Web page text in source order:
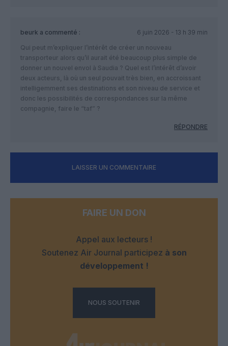
beurk a commenté :
6 juin 2026 - 13 h 39 min
Qui peut m’expliquer l’intérêt de créer un nouveau
transporteur alors qu’il aurait été beaucoup plus simple de
donner un nouvel envol à Saudia ? Quel est l’intérêt d’avoir
deux acteurs, là où un seul pouvait très bien, en accroissant
intelligemment ses destinations et son niveau de service et
donc les possibilités de correspondances sur la même
compagnie, faire le “taf” ?
RÉPONDRE
LAISSER UN COMMENTAIRE
FAIRE UN DON
Appel aux lecteurs !
Soutenez Air Journal participez à son
développement !
NOUS SOUTENIR